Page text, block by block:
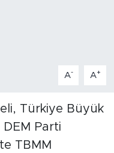
A- A+
Türkiye Büyük
DEM Parti
TBMM